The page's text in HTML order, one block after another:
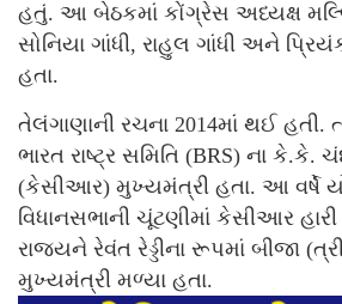
હતું. આ બેઠકમાં કોંગ્રેસ અધ્યક્ષ
સોનિયા ગાંધી, રાહુલ ગાંધી અને
હતા.
તેલંગાણાની રચના 2014માં થઈ હતી.
ભારત રાષ્ટ્ર સમિતિ (BRS) ના કે.કે.
(કેસીઆર) મુખ્યમંત્રી હતા. આ વર્ષે
વિધાનસભાની ચૂંટણીમાં કેસીઆર
રાજ્યને રેવંત રેડ્ડીના રૂપમાં બીજા
મુખ્યમંત્રી મળ્યા હતા.